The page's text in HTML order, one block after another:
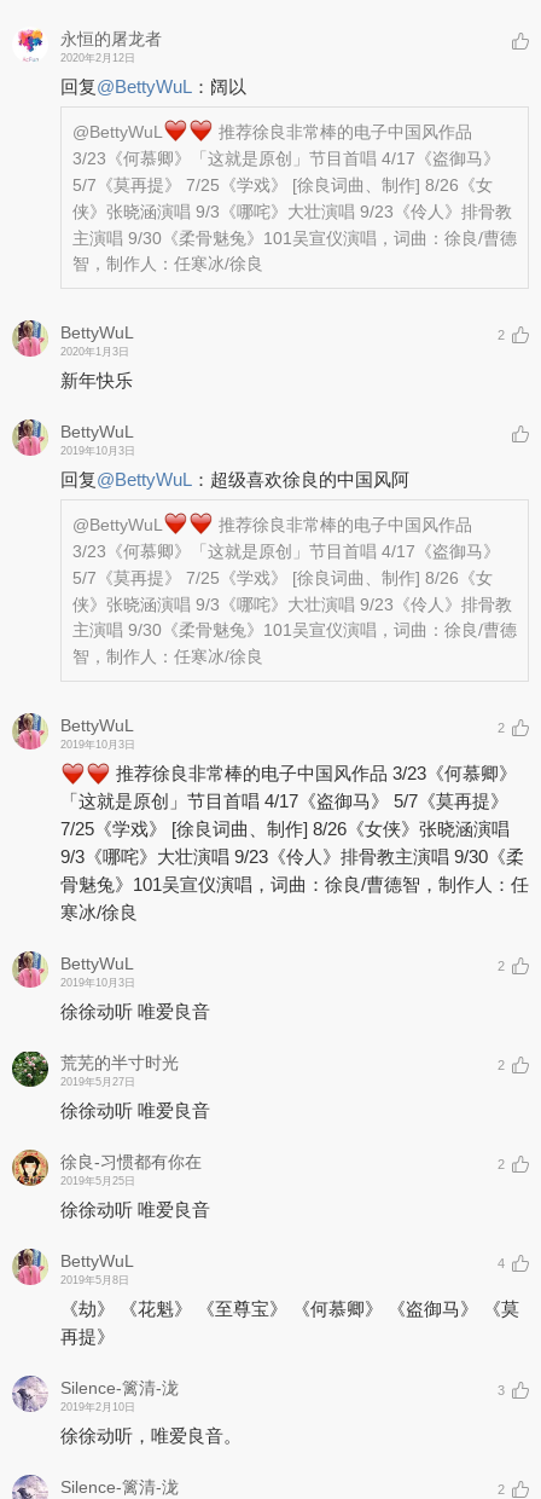
永恒的屠龙者
2020年2月12日
回复@BettyWuL ： 阔以
@BettyWuL
推荐徐良非常棒的电子中国风作品
3/23《何慕卿》「这就是原创」节目首唱 4/17《盗御马》
5/7《莫再提》 7/25《学戏》 [徐良词曲、制作] 8/26《女
侠》张晓涵演唱 9/3《哪咤》大壮演唱 9/23《伶人》排骨教
主演唱 9/30《柔骨魅兔》101吴宣仪演唱，词曲：徐良/曹德
智，制作人：任寒冰/徐良
BettyWuL
2020年1月3日
2
新年快乐
BettyWuL
2019年10月3日
回复@BettyWuL ： 超级喜欢徐良的中国风阿
@BettyWuL
推荐徐良非常棒的电子中国风作品
3/23《何慕卿》「这就是原创」节目首唱 4/17《盗御马》
5/7《莫再提》 7/25《学戏》 [徐良词曲、制作] 8/26《女
侠》张晓涵演唱 9/3《哪咤》大壮演唱 9/23《伶人》排骨教
主演唱 9/30《柔骨魅兔》101吴宣仪演唱，词曲：徐良/曹德
智，制作人：任寒冰/徐良
BettyWuL
2019年10月3日
2
推荐徐良非常棒的电子中国风作品 3/23《何慕卿》
「这就是原创」节目首唱 4/17《盗御马》 5/7《莫再提》
7/25《学戏》 [徐良词曲、制作] 8/26《女侠》张晓涵演唱
9/3《哪咤》大壮演唱 9/23《伶人》排骨教主演唱 9/30《柔
骨魅兔》101吴宣仪演唱，词曲：徐良/曹德智，制作人：任
寒冰/徐良
BettyWuL
2019年10月3日
2
徐徐动听 唯爱良音
荒芜的半寸时光
2019年5月27日
2
徐徐动听 唯爱良音
徐良-习惯都有你在
2019年5月25日
2
徐徐动听 唯爱良音
BettyWuL
2019年5月8日
4
《劫》 《花魁》 《至尊宝》 《何慕卿》 《盗御马》 《莫
再提》
Silence-篱清-泷
2019年2月10日
3
徐徐动听，唯爱良音。
Silence-篱清-泷 2